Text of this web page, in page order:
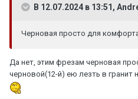
В 12.07.2024 в 13:51,
Черновая просто для
Да нет, этим фрезам черновая
черновой(12-й) ею лезть в